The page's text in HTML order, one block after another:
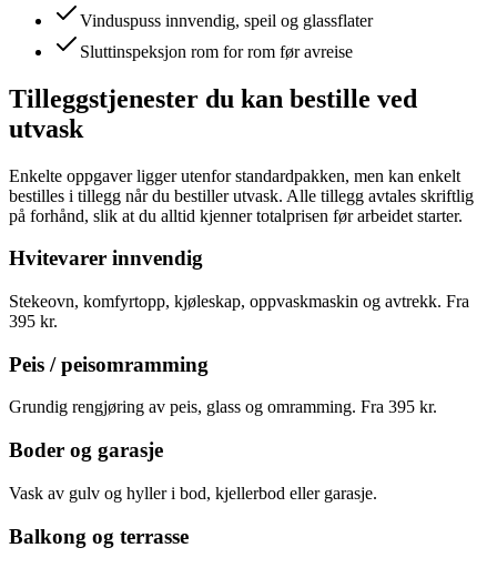
Vinduspuss innvendig, speil og glassflater
Sluttinspeksjon rom for rom før avreise
Tilleggstjenester du kan bestille ved
utvask
Enkelte oppgaver ligger utenfor standardpakken, men kan enkelt
bestilles i tillegg når du bestiller utvask. Alle tillegg avtales skriftlig
på forhånd, slik at du alltid kjenner totalprisen før arbeidet starter.
Hvitevarer innvendig
Stekeovn, komfyrtopp, kjøleskap, oppvaskmaskin og avtrekk. Fra
395 kr.
Peis / peisomramming
Grundig rengjøring av peis, glass og omramming. Fra 395 kr.
Boder og garasje
Vask av gulv og hyller i bod, kjellerbod eller garasje.
Balkong og terrasse